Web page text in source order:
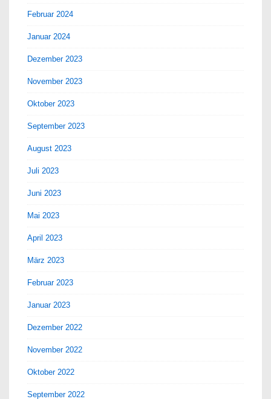
Februar 2024
Januar 2024
Dezember 2023
November 2023
Oktober 2023
September 2023
August 2023
Juli 2023
Juni 2023
Mai 2023
April 2023
März 2023
Februar 2023
Januar 2023
Dezember 2022
November 2022
Oktober 2022
September 2022